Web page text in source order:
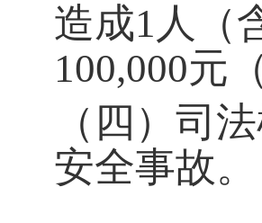
造成1 人（
100,000元
（四）司
安全事故。